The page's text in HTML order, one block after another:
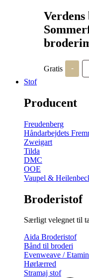
Gratis -
Stof
Producent
Freudenberg
Håndarbejdets
Zweigart
Tilda
DMC
OOE
Vaupel &
Broderistof
Særligt velegnet til
Aida Broderistof
Bånd til broderi
Evenweave /
Hørlærred
Stramaj stof